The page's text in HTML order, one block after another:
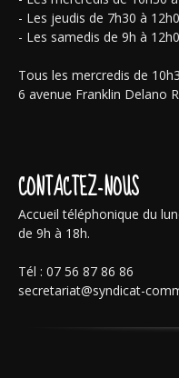
- Les jeudis de 7h30 à
- Les samedis de 9h à
Tous les mercredis de
6 avenue Franklin Delano
CONTACTEZ-NOUS
Accueil téléphonique du
de 9h à 18h.
Tél : 07 56 87 86 86
secretariat@syndicat-